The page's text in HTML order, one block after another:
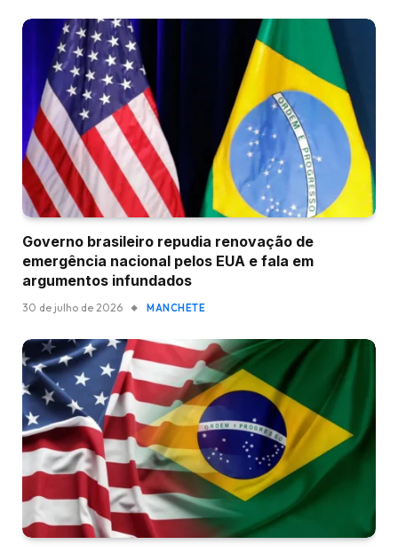
Governo brasileiro repudia renovação de
emergência nacional pelos EUA e fala em
argumentos infundados
30 de julho de 2026 MANCHETE